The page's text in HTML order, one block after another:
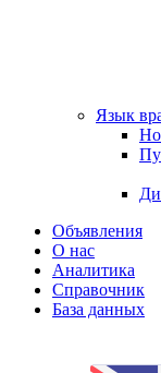
Язык
Объявления
О нас
Аналитика
Справочник
База данных